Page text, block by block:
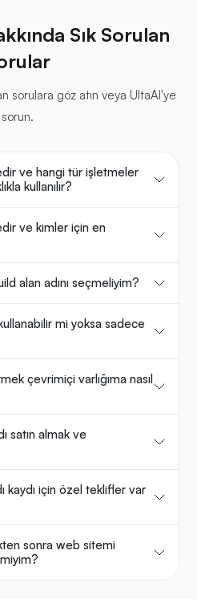
Sık Sorulan
sorulara göz atın veya UltaAI'ye
sorun.
ve hangi tür işletmeler
kullanılır?
ve kimler için en
alan adını seçmeliyim?
mi yoksa sadece
çevrimiçi varlığıma nasıl
satın almak ve
kaydı için özel teklifler var
sonra web sitemi